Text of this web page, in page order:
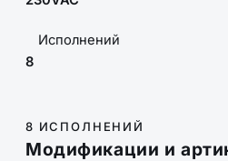
Исполнений
8
8 ИСПОЛНЕНИЙ
Модификации и